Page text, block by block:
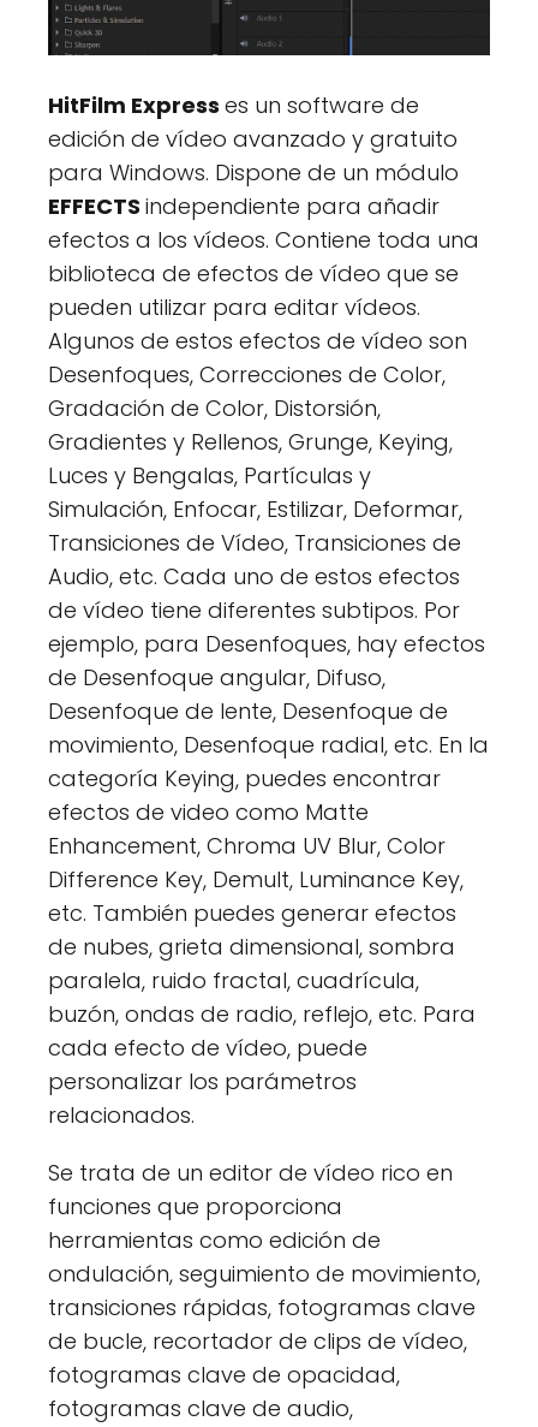
HitFilm Express es un software de
edición de vídeo avanzado y gratuito
para Windows. Dispone de un módulo
EFFECTS independiente para añadir
efectos a los vídeos. Contiene toda una
biblioteca de efectos de vídeo que se
pueden utilizar para editar vídeos.
Algunos de estos efectos de vídeo son
Desenfoques, Correcciones de Color,
Gradación de Color, Distorsión,
Gradientes y Rellenos, Grunge, Keying,
Luces y Bengalas, Partículas y
Simulación, Enfocar, Estilizar, Deformar,
Transiciones de Vídeo, Transiciones de
Audio, etc. Cada uno de estos efectos
de vídeo tiene diferentes subtipos. Por
ejemplo, para Desenfoques, hay efectos
de Desenfoque angular, Difuso,
Desenfoque de lente, Desenfoque de
movimiento, Desenfoque radial, etc. En la
categoría Keying, puedes encontrar
efectos de video como Matte
Enhancement, Chroma UV Blur, Color
Difference Key, Demult, Luminance Key,
etc. También puedes generar efectos
de nubes, grieta dimensional, sombra
paralela, ruido fractal, cuadrícula,
buzón, ondas de radio, reflejo, etc. Para
cada efecto de vídeo, puede
personalizar los parámetros
relacionados.
Se trata de un editor de vídeo rico en
funciones que proporciona
herramientas como edición de
ondulación, seguimiento de movimiento,
transiciones rápidas, fotogramas clave
de bucle, recortador de clips de vídeo,
fotogramas clave de opacidad,
fotogramas clave de audio,